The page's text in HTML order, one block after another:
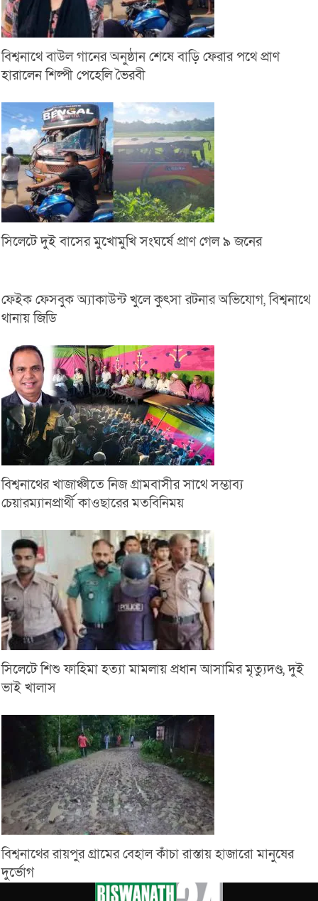
বিশ্বনাথে বাউল গানের অনুষ্ঠান শেষে বাড়ি ফেরার পথে প্রাণ
হারালেন শিল্পী পেহেলি ভৈরবী
সিলেটে দুই বাসের মুখোমুখি সংঘর্ষে প্রাণ গেল ৯ জনের
ফেইক ফেসবুক অ্যাকাউন্ট খুলে কুৎসা রটনার অভিযোগ, বিশ্বনাথে
থানায় জিডি
বিশ্বনাথের খাজাঞ্চীতে নিজ গ্রামবাসীর সাথে সম্ভাব্য
চেয়ারম্যানপ্রার্থী কাওছারের মতবিনিময়
সিলেটে শিশু ফাহিমা হত্যা মামলায় প্রধান আসামির মৃত্যুদণ্ড, দুই
ভাই খালাস
বিশ্বনাথের রায়পুর গ্রামের বেহাল কাঁচা রাস্তায় হাজারো মানুষের
দুর্ভোগ